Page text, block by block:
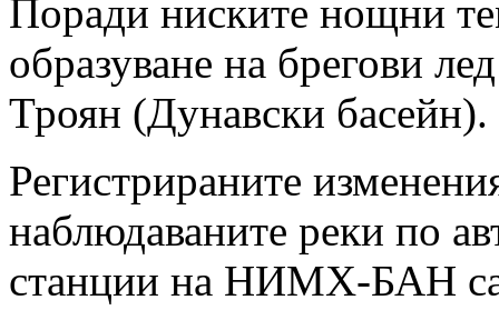
Поради ниските нощни
образуване на брегови
Троян (Дунавски басейн).
Регистрираните
наблюдаваните реки по
станции на НИМХ-БАН